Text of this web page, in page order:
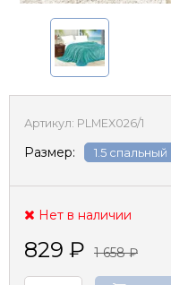
Артикул: PLMEX026/1
Размер: 1.5 спальный
Нет в наличии
829 ₽ 1 658₽